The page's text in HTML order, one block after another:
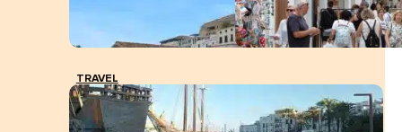
TRAVEL